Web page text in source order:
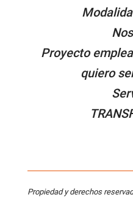
Proyecto
quiero
Propiedad y derechos